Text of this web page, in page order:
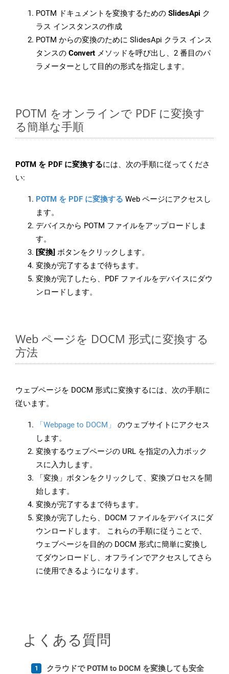
POTM ドキュメントを変換するための SlidesApi ク
ラス インスタンスの作成
POTM からの変換のために SlidesApi クラス インス
タンスの Convert メソッドを呼び出し、2 番目のパ
ラメーターとして目的の形式を指定します。
POTM をオンラインで PDF に変換す
る簡単な手順
POTM を PDF に変換するには、次の手順に従ってくださ
い:
POTM を PDF に変換する Web ページにアクセスし
ます。
デバイスから POTM ファイルをアップロードしま
す。
[変換] ボタンをクリックします。
変換が完了するまで待ちます。
変換が完了したら、PDF ファイルをデバイスにダウ
ンロードします。
Web ページを DOCM 形式に変換する
方法
ウェブページを DOCM 形式に変換するには、次の手順に
従います。
「Webpage to DOCM」
のウェブサイトにアクセス
します。
変換するウェブページの URL を指定の入力ボック
スに入力します。
「変換」ボタンをクリックして、変換プロセスを開
始します。
変換が完了するまで待ちます。
変換が完了したら、DOCM ファイルをデバイスにダ
ウンロードします。 これらの手順に従うことで、
ウェブページを目的の DOCM 形式に簡単に変換し
てダウンロードし、オフラインでアクセスしてさら
に使用できるようになります。
よくある質問
クラウドで POTM to DOCM を変換しても安全